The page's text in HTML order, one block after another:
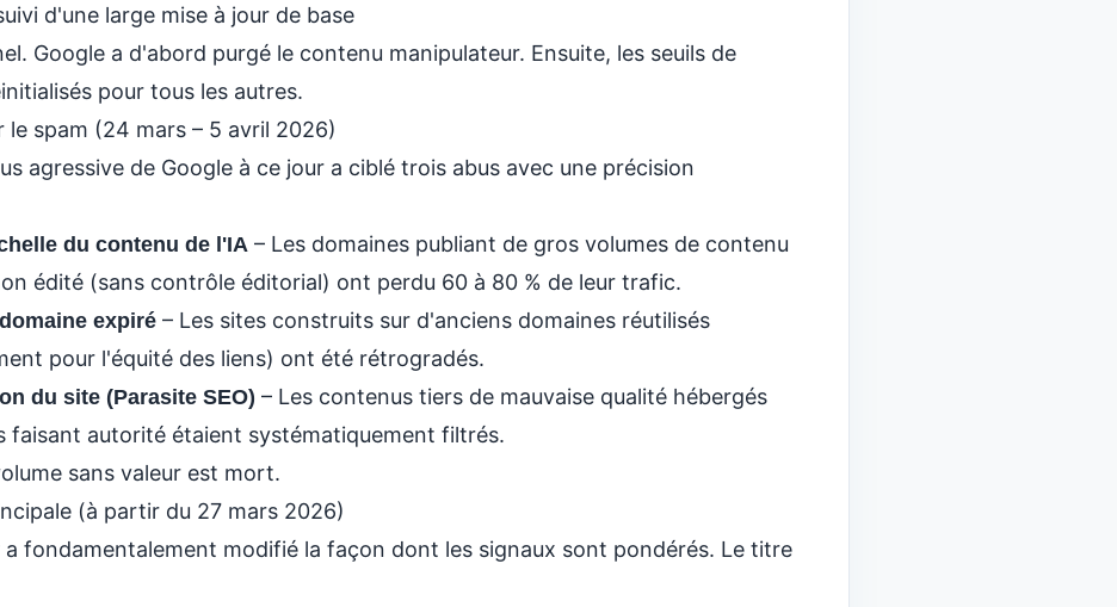
d'une large mise à jour de base
Google a d'abord purgé le contenu manipulateur. Ensuite, les seuils de
pour tous les autres.
le spam (24 mars – 5 avril 2026)
agressive de Google à ce jour a ciblé trois abus avec une précision
du contenu de l'IA – Les domaines publiant de gros volumes de contenu
édité (sans contrôle éditorial) ont perdu 60 à 80 % de leur trafic.
expiré – Les sites construits sur d'anciens domaines réutilisés
pour l'équité des liens) ont été rétrogradés.
du site (Parasite SEO) – Les contenus tiers de mauvaise qualité hébergés
faisant autorité étaient systématiquement filtrés.
sans valeur est mort.
(à partir du 27 mars 2026)
a fondamentalement modifié la façon dont les signaux sont pondérés. Le titre